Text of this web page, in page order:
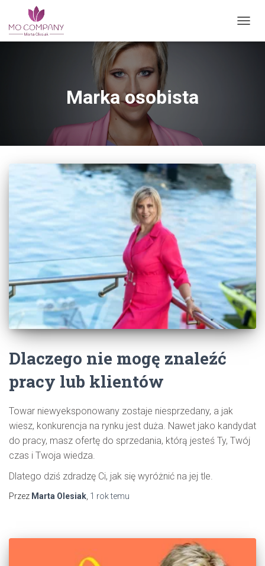
vry13eg1iiejumnzmup2t8zs0rph6z
Marka osobista
Dlaczego nie mogę znaleźć
pracy lub klientów
Towar niewyeksponowany zostaje niesprzedany, a jak
wiesz, konkurencja na rynku jest duża. Nawet jako kandydat
do pracy, masz ofertę do sprzedania, którą jesteś Ty, Twój
czas i Twoja wiedza.
Dlatego dziś zdradzę Ci, jak się wyróżnić na jej tle.
Przez Marta Olesiak 1 roktemu